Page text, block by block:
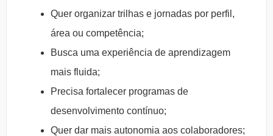
Quer organizar trilhas e jornadas por perfil,
área ou competência;
Busca uma experiência de aprendizagem
mais fluida;
Precisa fortalecer programas de
desenvolvimento contínuo;
Quer dar mais autonomia aos colaboradores;